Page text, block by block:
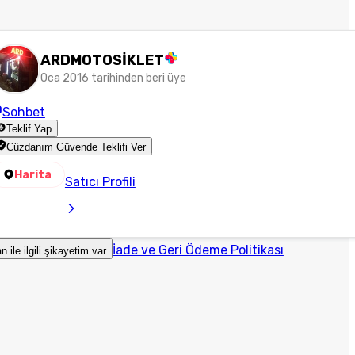
ARDMOTOSİKLET
Oca 2016 tarihinden beri üye
Sohbet
Teklif Yap
Cüzdanım Güvende Teklifi Ver
Harita Satıcı Profili
ile ilgili şikayetim var İade ve Geri Ödeme Politikası